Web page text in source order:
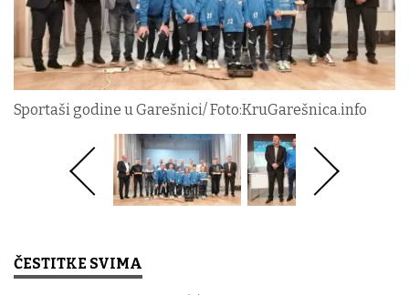
Sportaši godine u Garešnici/ Foto:KruGarešnica.info
ČESTITKE SVIMA